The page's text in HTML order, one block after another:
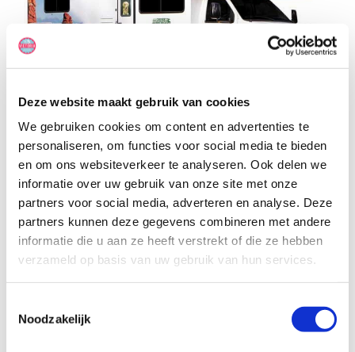
Deze website maakt gebruik van cookies
We gebruiken cookies om content en advertenties te
personaliseren, om functies voor social media te bieden
en om ons websiteverkeer te analyseren. Ook delen we
informatie over uw gebruik van onze site met onze
partners voor social media, adverteren en analyse. Deze
partners kunnen deze gegevens combineren met andere
informatie die u aan ze heeft verstrekt of die ze hebben
verzameld op basis van uw gebruik van hun services.
Noodzakelijk